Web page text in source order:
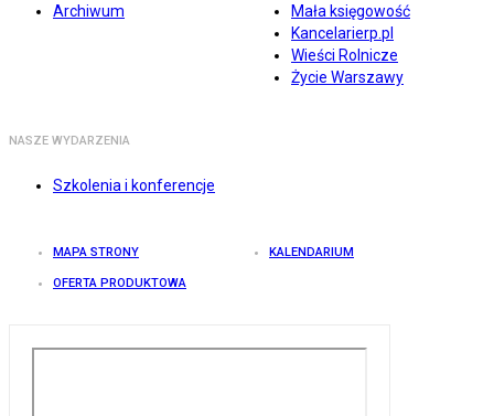
Archiwum
Mała księgowość
Kancelarierp.pl
Wieści Rolnicze
Życie Warszawy
NASZE WYDARZENIA
Szkolenia i konferencje
MAPA STRONY KALENDARIUM
OFERTA PRODUKTOWA